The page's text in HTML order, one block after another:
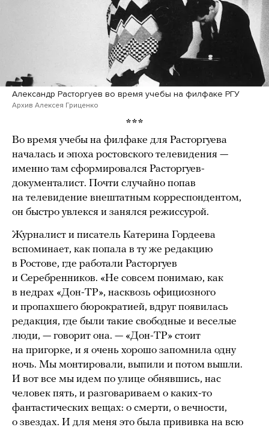
Александр Расторгуев во время учебы на филфаке РГУ
Архив Алексея Гриценко
***
Во время учебы на филфаке для Расторгуева
началась и эпоха ростовского телевидения —
именно там сформировался Расторгуев-
документалист. Почти случайно попав
на телевидение внештатным корреспондентом,
он быстро увлекся и занялся режиссурой.
Журналист и писатель Катерина Гордеева
вспоминает, как попала в ту же редакцию
в Ростове, где работали Расторгуев
и Серебренников. «Не совсем понимаю, как
в недрах «Дон-ТР», насквозь официозного
и пропахшего бюрократией, вдруг появилась
редакция, где были такие свободные и веселые
люди, — говорит она. — «Дон-ТР» стоит
на пригорке, и я очень хорошо запомнила одну
ночь. Мы монтировали, выпили и потом вышли.
И вот все мы идем по улице обнявшись, нас
человек пять, и разговариваем о каких-то
фантастических вещах: о смерти, о вечности,
о звездах. И для меня это была прививка на всю